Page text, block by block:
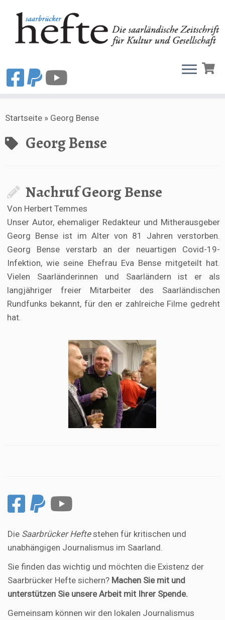
Inhalt
Startseite » Georg Bense
Georg Bense
Nachruf Georg Bense
Von Herbert Temmes
Unser Autor, ehemaliger Redakteur und Mitherausgeber
Georg Bense ist im Alter von 81 Jahren verstorben.
Georg Bense verstarb an der neuartigen Covid-19-
Infektion, wie seine Ehefrau Eva Bense mitgeteilt hat.
Vielen Saarländerinnen und Saarländern ist er als
langjähriger freier Mitarbeiter des Saarländischen
Rundfunks bekannt, für den er zahlreiche Filme gedreht
hat.
Die Saarbrücker Heftestehen für kritischen und
unabhängigen Journalismus im Saarland.
Sie finden das wichtig und möchten die Existenz der
Saarbrücker Hefte sichern? Machen Sie mit und
unterstützen Sie unsere Arbeit mit Ihrer Spende.
Gemeinsam können wir den lokalen Journalismus